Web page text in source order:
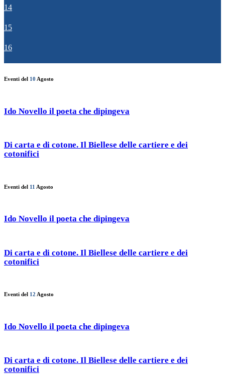
14
15
16
Eventi del 10 Agosto
Ido Novello il poeta che dipingeva
Di carta e di cotone. Il Biellese delle cartiere e dei
cotonifici
Eventi del 11 Agosto
Ido Novello il poeta che dipingeva
Di carta e di cotone. Il Biellese delle cartiere e dei
cotonifici
Eventi del 12 Agosto
Ido Novello il poeta che dipingeva
Di carta e di cotone. Il Biellese delle cartiere e dei
cotonifici